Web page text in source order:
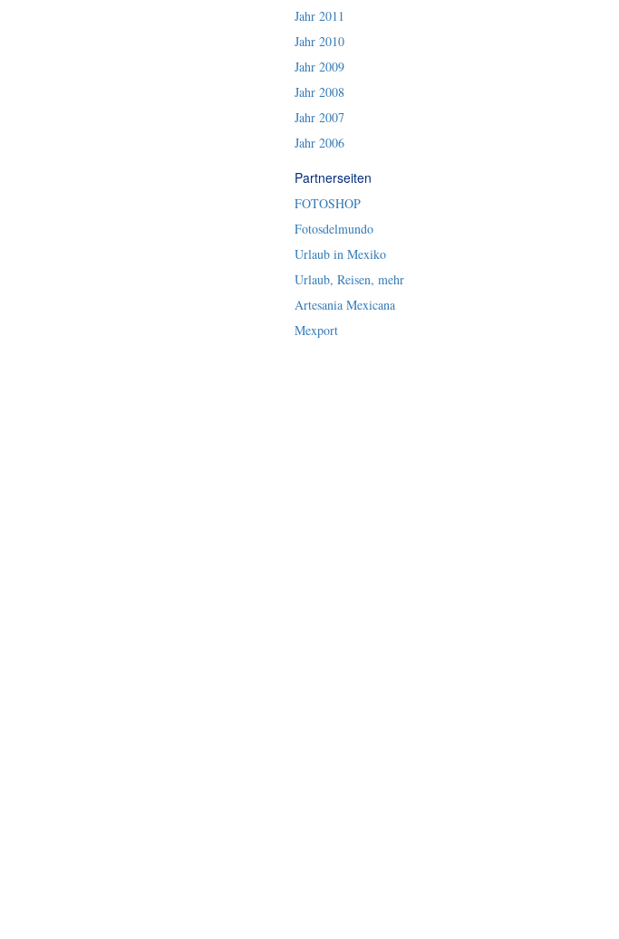
Jahr 2011
Jahr 2010
Jahr 2009
Jahr 2008
Jahr 2007
Jahr 2006
Partnerseiten
FOTOSHOP
Fotosdelmundo
Urlaub in Mexiko
Urlaub, Reisen, mehr
Artesania Mexicana
Mexport